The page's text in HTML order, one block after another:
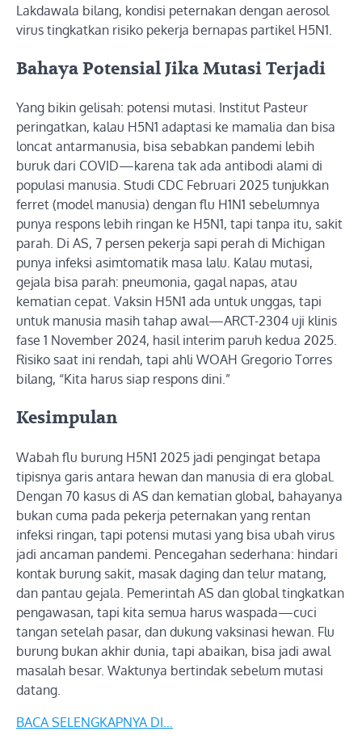
Lakdawala bilang, kondisi peternakan dengan aerosol
virus tingkatkan risiko pekerja bernapas partikel H5N1.
Bahaya Potensial Jika Mutasi Terjadi
Yang bikin gelisah: potensi mutasi. Institut Pasteur
peringatkan, kalau H5N1 adaptasi ke mamalia dan bisa
loncat antarmanusia, bisa sebabkan pandemi lebih
buruk dari COVID—karena tak ada antibodi alami di
populasi manusia. Studi CDC Februari 2025 tunjukkan
ferret (model manusia) dengan flu H1N1 sebelumnya
punya respons lebih ringan ke H5N1, tapi tanpa itu, sakit
parah. Di AS, 7 persen pekerja sapi perah di Michigan
punya infeksi asimtomatik masa lalu. Kalau mutasi,
gejala bisa parah: pneumonia, gagal napas, atau
kematian cepat. Vaksin H5N1 ada untuk unggas, tapi
untuk manusia masih tahap awal—ARCT-2304 uji klinis
fase 1 November 2024, hasil interim paruh kedua 2025.
Risiko saat ini rendah, tapi ahli WOAH Gregorio Torres
bilang, “Kita harus siap respons dini.”
Kesimpulan
Wabah flu burung H5N1 2025 jadi pengingat betapa
tipisnya garis antara hewan dan manusia di era global.
Dengan 70 kasus di AS dan kematian global, bahayanya
bukan cuma pada pekerja peternakan yang rentan
infeksi ringan, tapi potensi mutasi yang bisa ubah virus
jadi ancaman pandemi. Pencegahan sederhana: hindari
kontak burung sakit, masak daging dan telur matang,
dan pantau gejala. Pemerintah AS dan global tingkatkan
pengawasan, tapi kita semua harus waspada—cuci
tangan setelah pasar, dan dukung vaksinasi hewan. Flu
burung bukan akhir dunia, tapi abaikan, bisa jadi awal
masalah besar. Waktunya bertindak sebelum mutasi
datang.
BACA SELENGKAPNYA DI…